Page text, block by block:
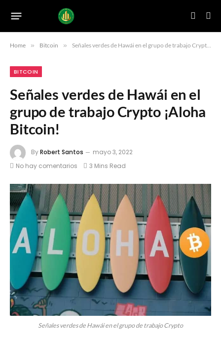
Home » Bitcoin » Señales verdes de Hawái en el grupo de trabajo Crypto ¡Aloha Bitcoin!
BITCOIN
Señales verdes de Hawái en el
grupo de trabajo Crypto ¡Aloha
Bitcoin!
ByRobert Santos
mayo 3, 2022
No hay comentarios
3 Mins Read
Señales verdes de Hawái en el grupo de trabajo Crypto